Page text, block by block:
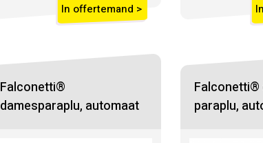
In offertemand >
Falconetti®
damesparaplu, automaat
Falconetti®
paraplu,